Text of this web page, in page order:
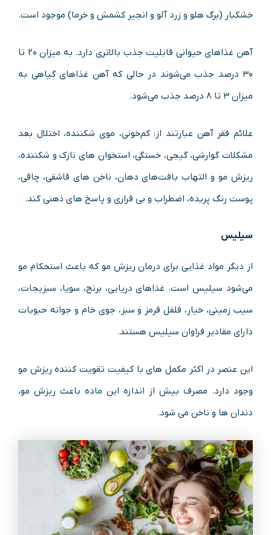
خشکبار (برگ هلو و زرد آلو و انجیر کشمش و خرما) موجود است.
آهن غذاهای حیوانی قابلیت جذب بالاتری دارد. به میزان ۲۰ تا
۳۰ درصد جذب می‌شوند در حالی که آهن غذاهای گیاهی به
میزان ۳ تا ۸ درصد جذب می‌شود.
علائم فقر آهن عبارتند از: کم‌خونی، موی شکننده، اختلال بعد
مشکلات گوارشی، گیجی، خستگی، استخوان های نازک و شکننده،
ریزش مو و التهاب بافت‌های دهان، ناخن های قاشقی، چاقی،
پوست رنگ پریده، اضطراب و بی قراری و پاسخ های ذهنی کند.
سیلیس
از دیگر مواد غذایی برای درمان ریزش مو که باعث استحکام مو
می‌شود سیلیس است. غذاهای دریایی، برنج، سویا، سبزیجات،
سیب زمینی، خیار، فلفل قرمز و سبز، جوی خام و جوانه حبوبات
دارای مقادیر فراوان سیلیس هستند.
این عنصر در اکثر مکمل های با کیفیت تقویت کننده ریزش مو
وجود دارد. مصرف بیش از اندازه این ماده باعث ریزش مو،
دندان ها و ناخن می شود.